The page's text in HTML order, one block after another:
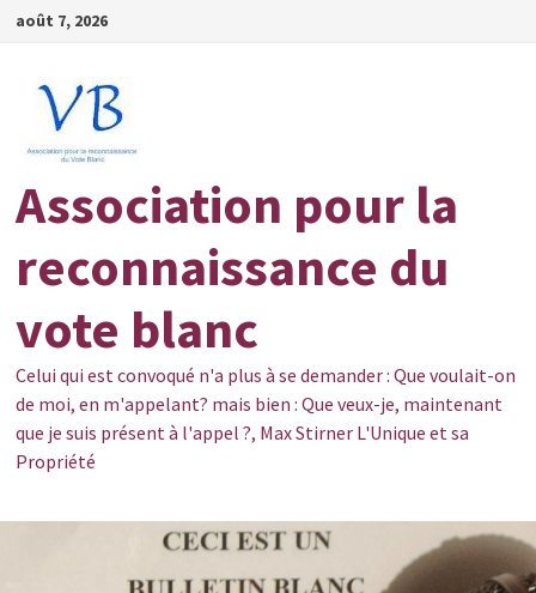
Passer
contenu
août 7, 2026
Association pour la
reconnaissance du
vote blanc
Celui qui est convoqué n'a plus à se demander : Que voulait-on
de moi, en m'appelant? mais bien : Que veux-je, maintenant
que je suis présent à l'appel ?, Max Stirner L'Unique et sa
Propriété